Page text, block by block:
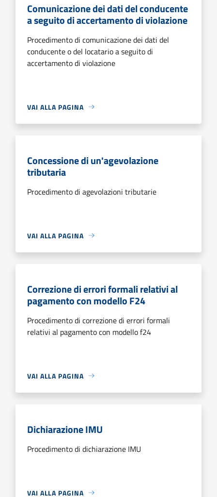
Comunicazione dei dati del conducente
a seguito di accertamento di violazione
Procedimento di comunicazione dei dati del
conducente o del locatario a seguito di
accertamento di violazione
VAI ALLA PAGINA
Concessione di un'agevolazione
tributaria
Procedimento di agevolazioni tributarie
VAI ALLA PAGINA
Correzione di errori formali relativi al
pagamento con modello F24
Procedimento di correzione di errori formali
relativi al pagamento con modello f24
VAI ALLA PAGINA
Dichiarazione IMU
Procedimento di dichiarazione IMU
VAI ALLA PAGINA